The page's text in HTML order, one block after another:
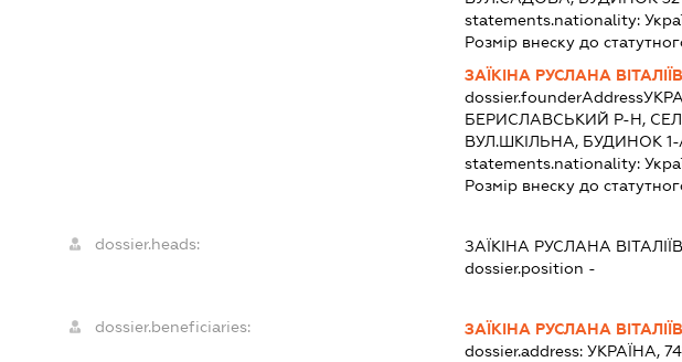
statements.nationality:
Розмір внеску до
ЗАЇКІНА РУСЛАНА
dossier.founderAddress
БЕРИСЛАВСЬКИЙ Р-Н,
ВУЛ.ШКІЛЬНА, БУДИНОК
statements.nationality:
Розмір внеску до
dossier.heads: ЗАЇКІНА РУСЛАНА
dossier.position -
dossier.beneficiaries:
ЗАЇКІНА РУСЛАНА
dossier.address:УКРАЇНА,